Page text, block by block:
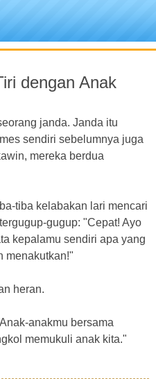
dengan Anak
janda. Janda itu
sendiri sebelumnya juga
mereka berdua
tiba kelabakan lari mencari
gugup: "Cepat! Ayo
kepalamu sendiri apa yang
menakutkan!"
heran.
anakmu bersama
memukuli anak kita."